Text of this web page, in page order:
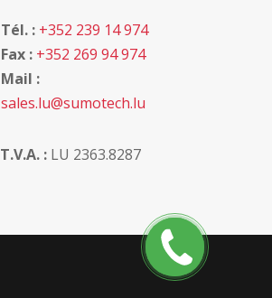
Tél. : +352 239 14 974
Fax : +352 269 94 974
Mail :
sales.lu@sumotech.lu
T.V.A. :LU 2363.8287
Rappelez
moi